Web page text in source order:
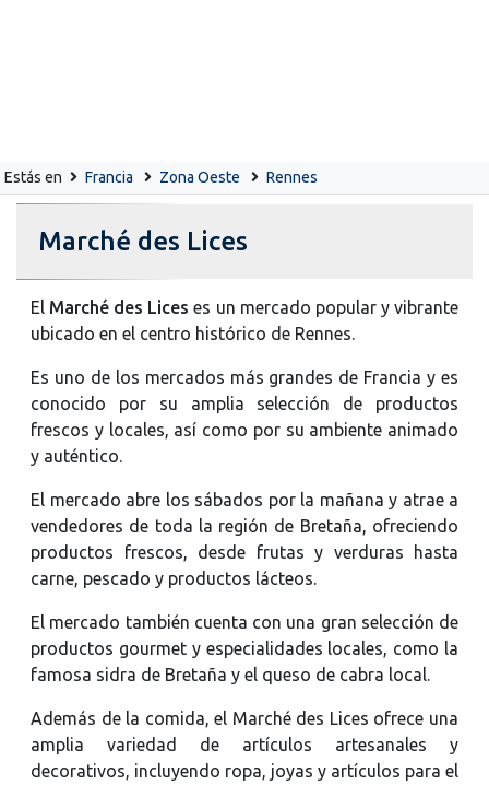
Estás en Francia Zona Oeste Rennes
Marché des Lices
El Marché des Lices es un mercado popular y vibrante
ubicado en el centro histórico de Rennes.
Es uno de los mercados más grandes de Francia y es
conocido por su amplia selección de productos
frescos y locales, así como por su ambiente animado
y auténtico.
El mercado abre los sábados por la mañana y atrae a
vendedores de toda la región de Bretaña, ofreciendo
productos frescos, desde frutas y verduras hasta
carne, pescado y productos lácteos.
El mercado también cuenta con una gran selección de
productos gourmet y especialidades locales, como la
famosa sidra de Bretaña y el queso de cabra local.
Además de la comida, el Marché des Lices ofrece una
amplia variedad de artículos artesanales y
decorativos, incluyendo ropa, joyas y artículos para el